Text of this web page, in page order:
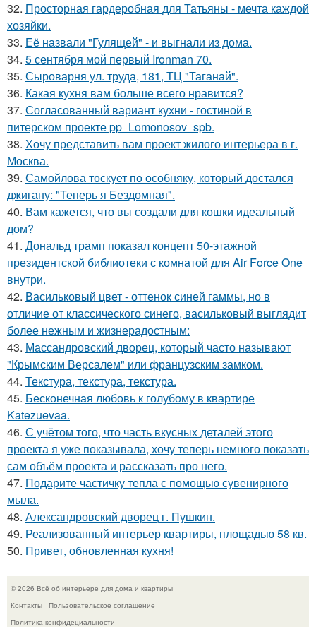
32. Просторная гардеробная для Татьяны - мечта каждой
хозяйки.
33. Её назвали "Гулящей" - и выгнали из дома.
34. 5 сентября мой первый Ironman 70.
35. Сыроварня ул. труда, 181, ТЦ "Таганай".
36. Какая кухня вам больше всего нравится?
37. Согласованный вариант кухни - гостиной в
питерском проекте pp_Lomonosov_spb.
38. Хочу представить вам проект жилого интерьера в г.
Москва.
39. Самойлова тоскует по особняку, который достался
джигану: "Теперь я Бездомная".
40. Вам кажется, что вы создали для кошки идеальный
дом?
41. Дональд трамп показал концепт 50-этажной
президентской библиотеки с комнатой для Air Force One
внутри.
42. Васильковый цвет - оттенок синей гаммы, но в
отличие от классического синего, васильковый выглядит
более нежным и жизнерадостным:
43. Массандровский дворец, который часто называют
"Крымским Версалем" или французским замком.
44. Текстура, текстура, текстура.
45. Бесконечная любовь к голубому в квартире
Katezuevaa.
46. С учётом того, что часть вкусных деталей этого
проекта я уже показывала, хочу теперь немного показать
сам объём проекта и рассказать про него.
47. Подарите частичку тепла с помощью сувенирного
мыла.
48. Александровский дворец г. Пушкин.
49. Реализованный интерьер квартиры, площадью 58 кв.
50. Привет, обновленная кухня!
© 2026 Всё об интерьере для дома и квартиры
Контакты
Пользовательское соглашение
Политика конфидециальности